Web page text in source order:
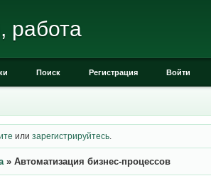
работа
Поиск Регистрация Войти
илизарегистрируйтесь
» Автоматизация бизнес-процессов